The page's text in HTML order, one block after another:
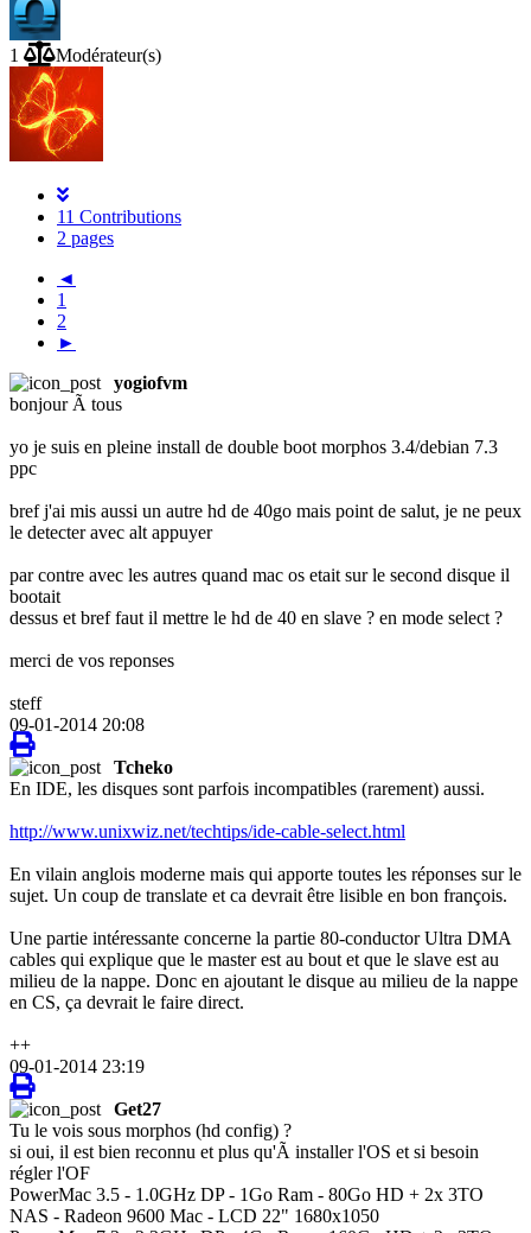
1 Modérateur(s)
11 Contributions
2 pages
◄
1
2
►
yogiofvm
bonjour Ã tous
yo je suis en pleine install de double boot morphos 3.4/debian 7.3
ppc
bref j'ai mis aussi un autre hd de 40go mais point de salut, je ne peux
le detecter avec alt appuyer
par contre avec les autres quand mac os etait sur le second disque il
bootait
dessus et bref faut il mettre le hd de 40 en slave ? en mode select ?
merci de vos reponses
steff
09-01-2014 20:08
Tcheko
En IDE, les disques sont parfois incompatibles (rarement) aussi.
http://www.unixwiz.net/techtips/ide-cable-select.html
En vilain anglois moderne mais qui apporte toutes les réponses sur le
sujet. Un coup de translate et ca devrait être lisible en bon françois.
Une partie intéressante concerne la partie 80-conductor Ultra DMA
cables qui explique que le master est au bout et que le slave est au
milieu de la nappe. Donc en ajoutant le disque au milieu de la nappe
en CS, ça devrait le faire direct.
++
09-01-2014 23:19
Get27
Tu le vois sous morphos (hd config) ?
si oui, il est bien reconnu et plus qu'Ã installer l'OS et si besoin
régler l'OF
PowerMac 3.5 - 1.0GHz DP - 1Go Ram - 80Go HD + 2x 3TO
NAS - Radeon 9600 Mac - LCD 22" 1680x1050